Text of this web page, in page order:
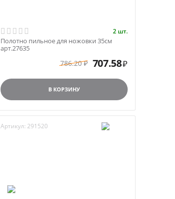
2 шт.
Полотно пильное для ножовки 35см
арт.27635
786.20 ₽ 707.58₽
В КОРЗИНУ
Артикул: 291520